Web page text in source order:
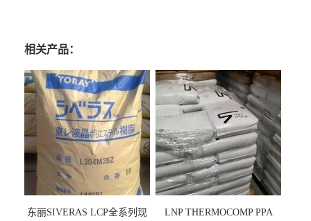
相关产品：
东丽SIVERAS LCP全系列现
LNP THERMOCOMP PPA